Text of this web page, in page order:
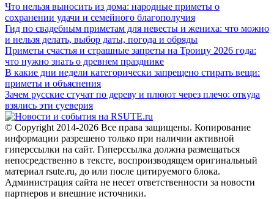
Что нельзя выносить из дома: народные приметы о
сохранении удачи и семейного благополучия
Гид по свадебным приметам для невесты и жениха: что можно
и нельзя делать, выбор даты, погода и обряды
Приметы счастья и страшные запреты на Троицу 2026 года:
что нужно знать о древнем празднике
В какие дни недели категорически запрещено стирать вещи:
приметы и объяснения
Зачем русские стучат по дереву и плюют через плечо: откуда
взялись эти суеверия
© Copyright 2014-2026 Все права защищены. Копирование
информации разрешено только при наличии активной
гиперссылки на сайт. Гиперссылка должна размещаться
непосредственно в тексте, воспроизводящем оригинальный
материал rsute.ru, до или после цитируемого блока.
Администрация сайта не несет ответственности за новости
партнеров и внешние источники.